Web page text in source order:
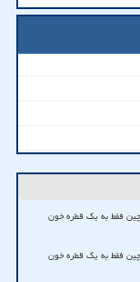
چین فقط به یک قطره خون
چین فقط به یک قطره خون